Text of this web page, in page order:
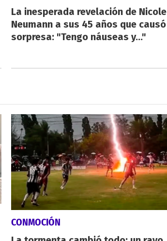
La inesperada revelación de Nicole
Neumann a sus 45 años que causó
sorpresa: "Tengo náuseas y..."
CONMOCIÓN